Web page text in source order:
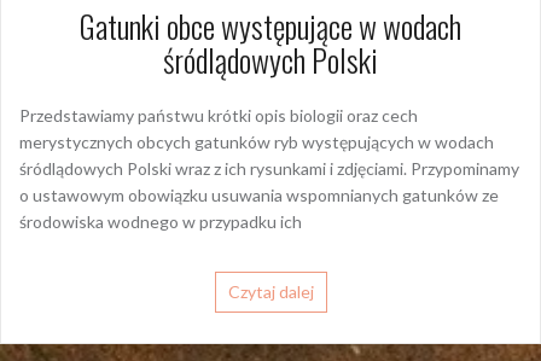
Gatunki obce występujące w wodach
śródlądowych Polski
Przedstawiamy państwu krótki opis biologii oraz cech
merystycznych obcych gatunków ryb występujących w wodach
śródlądowych Polski wraz z ich rysunkami i zdjęciami. Przypominamy
o ustawowym obowiązku usuwania wspomnianych gatunków ze
środowiska wodnego w przypadku ich
Czytaj dalej